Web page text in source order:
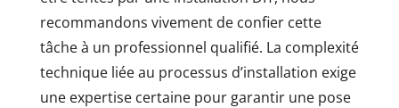
recommandons vivement de confier cette
tâche à un professionnel qualifié. La complexité
technique liée au processus d’installation exige
une expertise certaine pour garantir une pose